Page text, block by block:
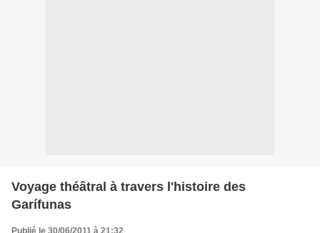
Voyage théâtral à travers l'histoire des
Garífunas
Publié le 30/06/2011 à 21:32